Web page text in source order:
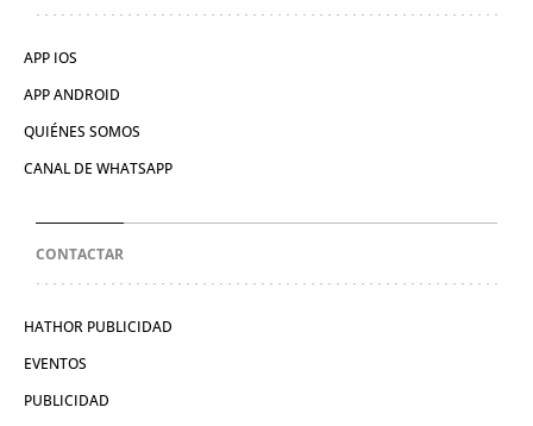
APP IOS
APP ANDROID
QUIÉNES SOMOS
CANAL DE WHATSAPP
CONTACTAR
HATHOR PUBLICIDAD
EVENTOS
PUBLICIDAD